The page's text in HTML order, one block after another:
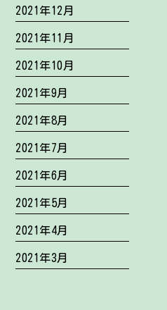
2021年12月
2021年11月
2021年10月
2021年9月
2021年8月
2021年7月
2021年6月
2021年5月
2021年4月
2021年3月